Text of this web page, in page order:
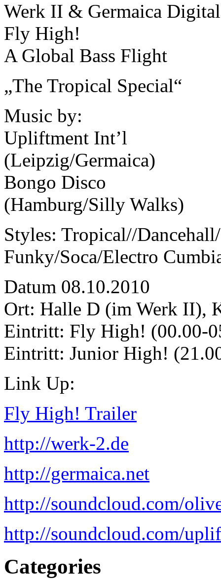
Werk II & Germaica
Fly High!
A Global Bass Flight
„The Tropical Special“
Music by:
Upliftment Int’l
(Leipzig/Germaica)
Bongo Disco
(Hamburg/Silly Walks)
Styles: Tropical//
Funky/Soca/Electro
Datum 08.10.2010
Ort: Halle D (im Werk II),
Eintritt: Fly High! (00.00-
Eintritt: Junior High!
Link Up:
Fly High! Trailer
http://werk-2.de
http://germaica.net
http://soundcloud.com/
http://soundcloud.com/
Categories